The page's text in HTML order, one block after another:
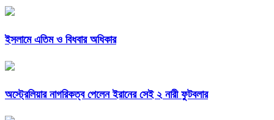
ইসলামে এতিম ও বিধবার অধিকার
অস্ট্রেলিয়ার নাগরিকত্ব পেলেন ইরানের সেই ২ নারী ফুটবলার